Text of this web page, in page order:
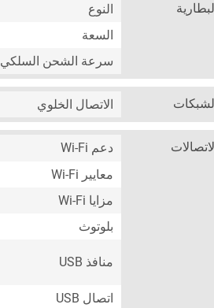
النوع
السعة
سرعة الشحن السلكي
الاتصال الخلوي
دعم Wi-Fi
معايير Wi-Fi
مزايا Wi-Fi
بلوتوث
منافذ USB
اتصال USB